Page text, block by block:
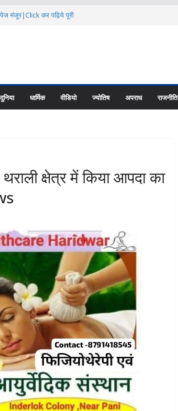
मंजूर|Click कर पढ़िये पूरी
चर्चा|Click कर पढ़िये पूरी
का गठन|Click कर पढ़िये पूरी
दुनिया धार्मिक वीडियो ज्योतिष अपराध राजनीति
क्षेत्र में किया आपदा का